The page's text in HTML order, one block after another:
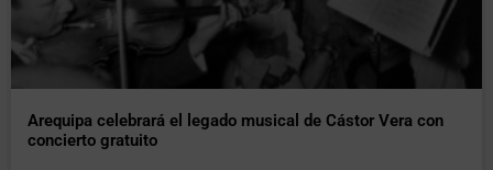
Arequipa celebrará el legado musical de Cástor Vera con
concierto gratuito